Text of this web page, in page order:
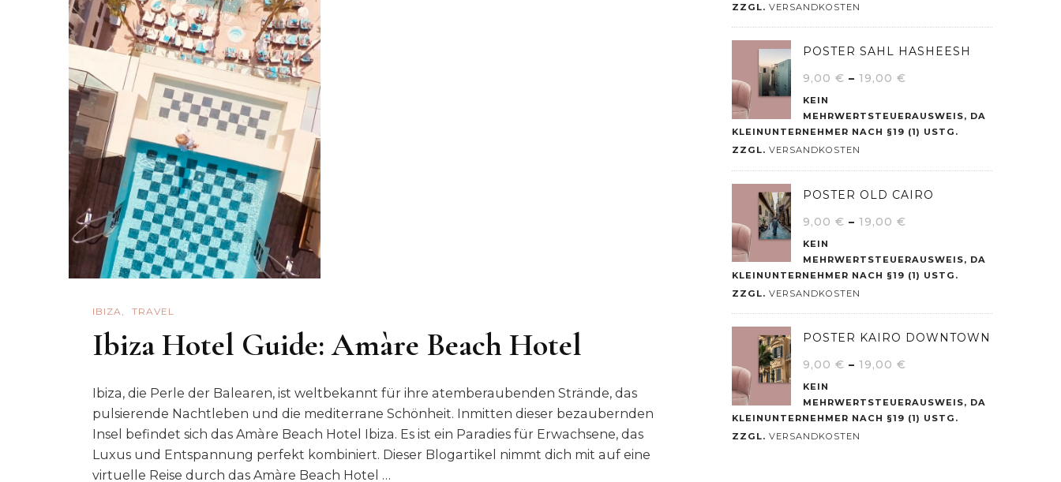
IBIZA TRAVEL
Ibiza Hotel Guide: Amàre Beach Hotel
Ibiza, die Perle der Balearen, ist weltbekannt für ihre atemberaubenden Strände, das
pulsierende Nachtleben und die mediterrane Schönheit. Inmitten dieser bezaubernden
Insel befindet sich das Amàre Beach Hotel Ibiza. Es ist ein Paradies für Erwachsene, das
Luxus und Entspannung perfekt kombiniert. Dieser Blogartikel nimmt dich mit auf eine
virtuelle Reise durch das Amàre Beach Hotel …
ZZGL. VERSANDKOSTEN
POSTER SAHL HASHEESH
9,00 € – 19,00 €
KEIN
MEHRWERTSTEUERAUSWEIS, DA
KLEINUNTERNEHMER NACH §19 (1) USTG.
ZZGL. VERSANDKOSTEN
POSTER OLD CAIRO
9,00 € – 19,00 €
KEIN
MEHRWERTSTEUERAUSWEIS, DA
KLEINUNTERNEHMER NACH §19 (1) USTG.
ZZGL. VERSANDKOSTEN
POSTER KAIRO DOWNTOWN
9,00 € – 19,00 €
KEIN
MEHRWERTSTEUERAUSWEIS, DA
KLEINUNTERNEHMER NACH §19 (1) USTG.
ZZGL. VERSANDKOSTEN